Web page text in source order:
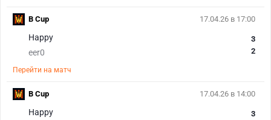
17.04.26 в 17:00
Happy
eer0
3
2
Перейти на матч
B Cup
17.04.26 в 14:00
Happy
3
B Cup